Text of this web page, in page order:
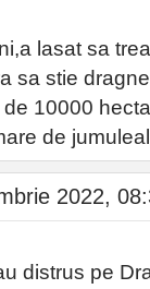
lasat sa
sa stie
10000
de
2022,
distrus pe